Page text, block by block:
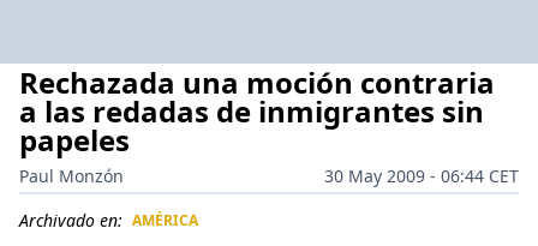
Rechazada una moción contraria
a las redadas de inmigrantes sin
papeles
Paul Monzón
30 May 2009 - 06:44 CET
Archivado en: AMÉRICA